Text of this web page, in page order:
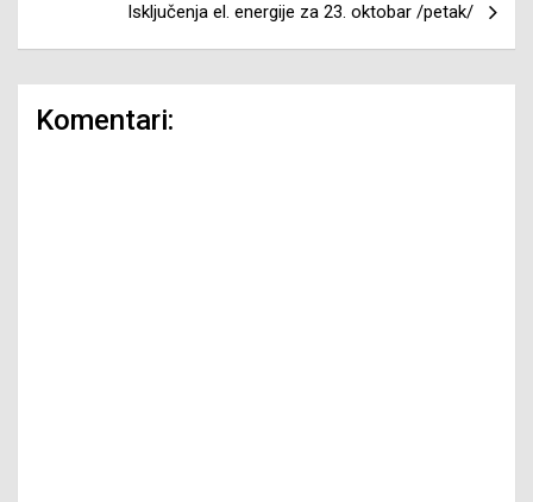
Isključenja el. energije za 23. oktobar /petak/
Komentari: